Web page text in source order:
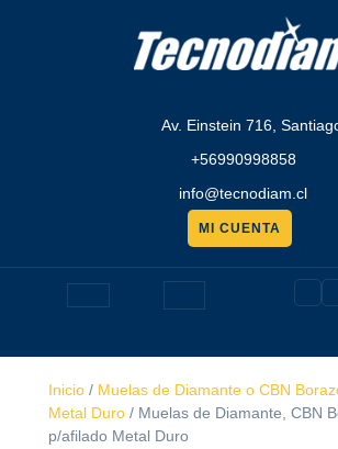
Av. Einstein 716,
+56990998858
info@tecnodiam.cl
MI CUENTA
presupuesto
Botón
de
apertura
Inicio / Muelas de Diamante o CBN
Metal Duro / Muelas de Diamante, CBN
p/afilado Metal Duro